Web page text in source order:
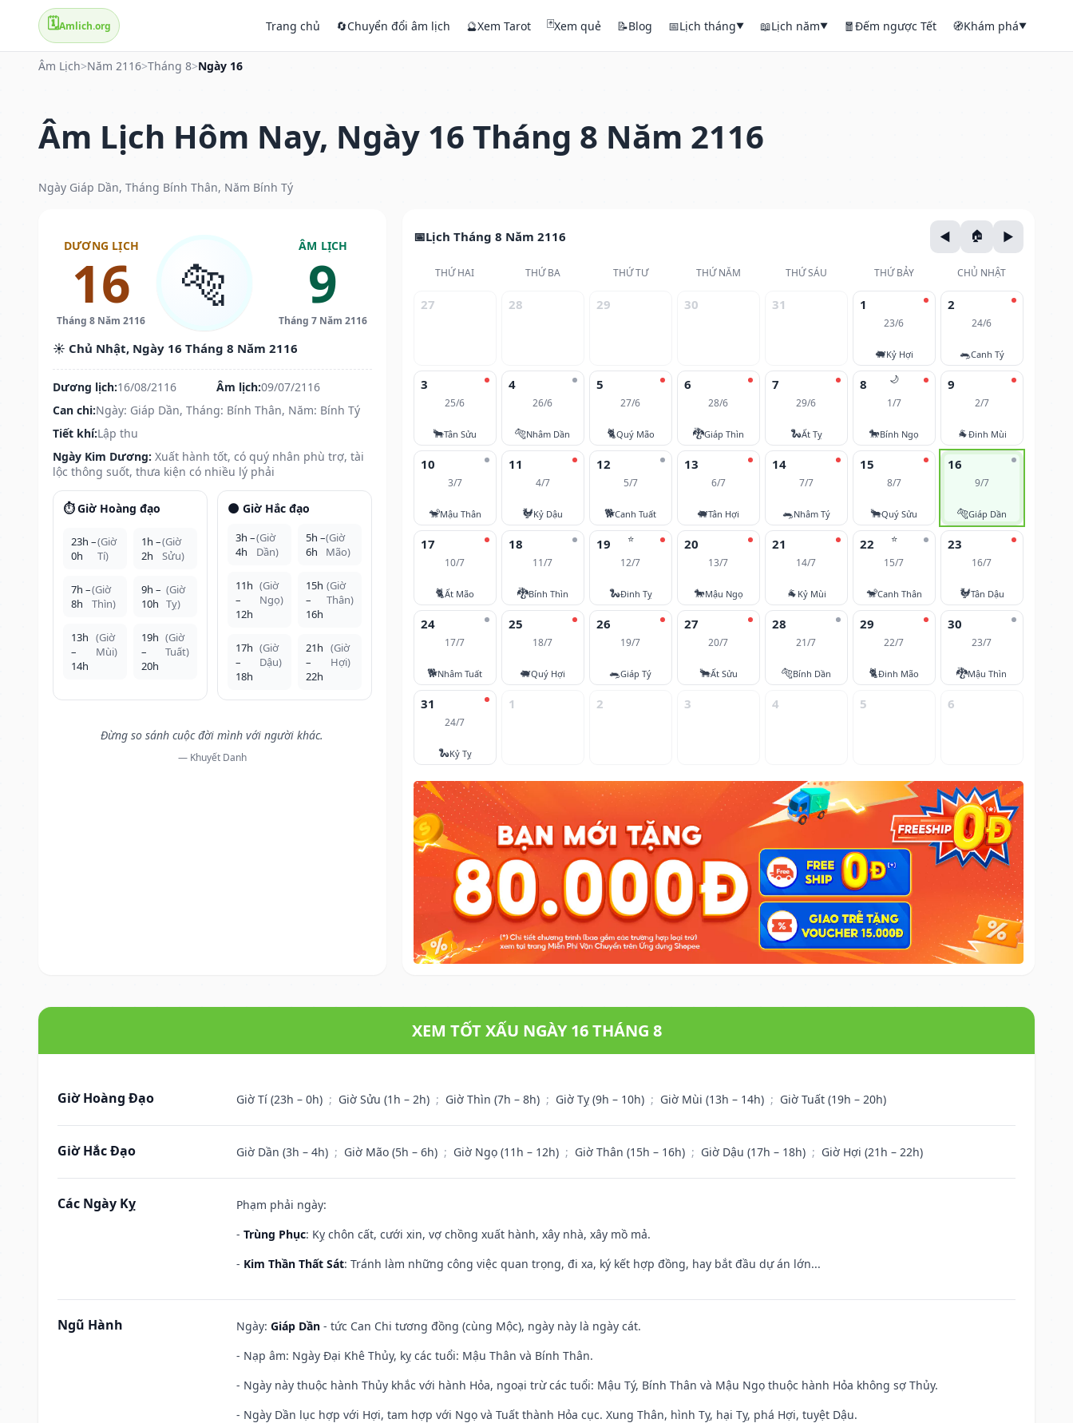
🗓️Amlich.org Trang chủ 🔄Chuyển đổi âm lịch 🔮Xem Tarot 🃏Xem quẻ 📝Blog 📅Lịch tháng▼ 📖Lịch năm▼ 🧧Đếm ngược Tết 🧭Khám phá▼
Âm Lịch>Năm 2116>Tháng 8>Ngày 16
Âm Lịch Hôm Nay, Ngày 16 Tháng 8 Năm 2116
Ngày Giáp Dần, Tháng Bính Thân, Năm Bính Tý
DƯƠNG LỊCH
16
Tháng 8 Năm 2116
🐅
ÂM LỊCH
9
Tháng 7 Năm 2116
☀️ Chủ Nhật, Ngày 16 Tháng 8 Năm 2116
Dương lịch:16/08/2116 Âm lịch:09/07/2116
Can chi:Ngày: Giáp Dần, Tháng: Bính Thân, Năm: Bính Tý
Tiết khí:Lập thu
Ngày Kim Dương: Xuất hành tốt, có quý nhân phù trợ, tài
lộc thông suốt, thưa kiện có nhiều lý phải
⏱️ Giờ Hoàng đạo
23h –
0h
(Giờ
Tí)
1h –
2h
(Giờ
Sửu)
7h –
8h
(Giờ
Thìn)
9h –
10h
(Giờ
Tỵ)
13h
–
14h
(Giờ
Mùi)
19h
–
20h
(Giờ
Tuất)
🌑 Giờ Hắc đạo
3h –
4h
(Giờ
Dần)
5h –
6h
(Giờ
Mão)
11h
–
12h
(Giờ
Ngọ)
15h
–
16h
(Giờ
Thân)
17h
–
18h
(Giờ
Dậu)
21h
–
22h
(Giờ
Hợi)
Đừng so sánh cuộc đời mình với người khác.
— Khuyết Danh
Lịch Tháng 8 Năm 2116
THỨ HAI THỨ BA THỨ TƯ THỨ NĂM THỨ SÁU THỨ BẢY CHỦ NHẬT
27 28 29 30 31 1
23/6
🐖Kỷ Hợi
2
24/6
🐀Canh Tý
3
25/6
🐂Tân Sửu
4
26/6
🐅Nhâm Dần
5
27/6
🐈Quý Mão
6
28/6
🐉Giáp Thìn
7
29/6
🐍Ất Tỵ
🌙
8
1/7
🐎Bính Ngọ
9
2/7
🐐Đinh Mùi
10
3/7
🐒Mậu Thân
11
4/7
🐓Kỷ Dậu
12
5/7
🐕Canh Tuất
13
6/7
🐖Tân Hợi
14
7/7
🐀Nhâm Tý
15
8/7
🐂Quý Sửu
16
9/7
🐅Giáp Dần
17
10/7
🐈Ất Mão
18
11/7
🐉Bính Thìn
⭐
19
12/7
🐍Đinh Tỵ
20
13/7
🐎Mậu Ngọ
21
14/7
🐐 Kỷ Mùi
⭐
22
15/7
🐒Canh Thân
23
16/7
🐓Tân Dậu
24
17/7
🐕Nhâm Tuất
25
18/7
🐖Quý Hợi
26
19/7
🐀Giáp Tý
27
20/7
🐂Ất Sửu
28
21/7
🐅Bính Dần
29
22/7
🐈Đinh Mão
30
23/7
🐉Mậu Thìn
31
24/7
🐍Kỷ Tỵ
1 2 3 4 5 6
XEM TỐT XẤU NGÀY 16 THÁNG 8
Giờ Hoàng Đạo Giờ Tí (23h – 0h) ; Giờ Sửu (1h – 2h) ; Giờ Thìn (7h – 8h) ; Giờ Tỵ (9h – 10h) ; Giờ Mùi (13h – 14h) ; Giờ Tuất (19h – 20h)
Giờ Hắc Đạo Giờ Dần (3h – 4h) ; Giờ Mão (5h – 6h) ; Giờ Ngọ (11h – 12h) ; Giờ Thân (15h – 16h) ; Giờ Dậu (17h – 18h) ; Giờ Hợi (21h – 22h)
Các Ngày Kỵ
Phạm phải ngày:
- Trùng Phục: Kỵ chôn cất, cưới xin, vợ chồng xuất hành, xây nhà, xây mồ mả.
- Kim Thần Thất Sát: Tránh làm những công việc quan trọng, đi xa, ký kết hợp đồng, hay bắt đầu dự án lớn...
Ngũ Hành Ngày: Giáp Dần - tức Can Chi tương đồng (cùng Mộc), ngày này là ngày cát.
- Nạp âm: Ngày Đại Khê Thủy, kỵ các tuổi: Mậu Thân và Bính Thân.
- Ngày này thuộc hành Thủy khắc với hành Hỏa, ngoại trừ các tuổi: Mậu Tý, Bính Thân và Mậu Ngọ thuộc hành Hỏa không sợ Thủy.
- Ngày Dần lục hợp với Hợi, tam hợp với Ngọ và Tuất thành Hỏa cục. Xung Thân, hình Tỵ, hại Tỵ, phá Hợi, tuyệt Dậu.